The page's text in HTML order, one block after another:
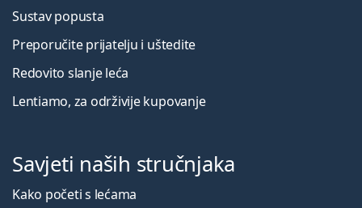
Sustav popusta
Preporučite prijatelju i uštedite
Redovito slanje leća
Lentiamo, za održivije kupovanje
Savjeti naših stručnjaka
Kako početi s lećama